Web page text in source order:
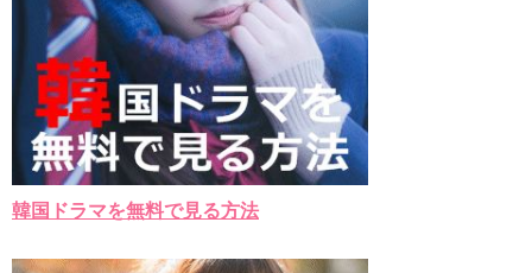
韓国ドラマを無料で見る方法